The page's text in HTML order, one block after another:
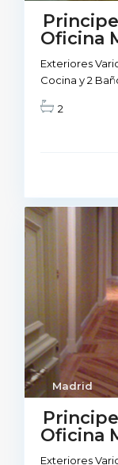
Oficina
Exteriores
Cocina y 2
2
Madrid
Oficina
Exteriores